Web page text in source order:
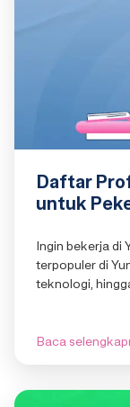
Daftar
untuk
Ingin bekerja di
terpopuler di
teknologi,
Baca